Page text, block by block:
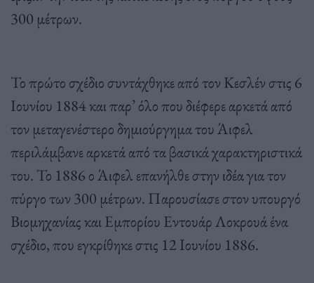
300 μέτρων.
Το πρώτο σχέδιο συντάχθηκε από τον Κεσλέν στις 6
Ιουνίου 1884 και παρ’ όλο που διέφερε αρκετά από
τον μεταγενέστερο δημιούργημα του Άιφελ
περιλάμβανε αρκετά από τα βασικά χαρακτηριστικά
του. Το 1886 ο Άιφελ επανήλθε στην ιδέα για τον
πύργο των 300 μέτρων. Παρουσίασε στον υπουργό
Βιομηχανίας και Εμπορίου Εντουάρ Λοκρουά ένα
σχέδιο, που εγκρίθηκε στις 12 Ιουνίου 1886.